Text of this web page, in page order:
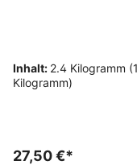
Inhalt: 2.4 Kilogramm
Kilogramm)
27,50 €*